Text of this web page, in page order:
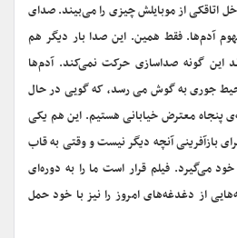
اتاقکی از موبایلش چیزی را می‌بیند. صدای
آدم‌ها. فقط همین. این صدا بار دیگر هم
این‌ گونه صداسازی حرکت نمی‌کند. آدم‌ها
جوری به گوش می رسد، که گویی در حال
پنجاه معترض خیابانی هستیم. این هم یکی
بازآفرینی آنچه دیگر نیست و وقتی به قاب
می‌گیرد. فیلم قرار است ما را به دوره‌ای
از دغدغه‌های امروز را نیز با خود حمل